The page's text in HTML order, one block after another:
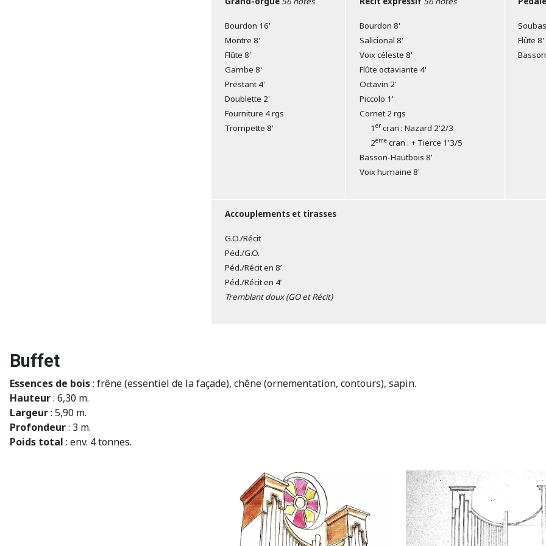
Bourdon 16'
Montre 8'
Flûte 8'
Gambe 8'
Prestant 4'
Doublette 2'
Fourniture 4 rgs
Trompette 8'
Bourdon 8'
Salicional 8'
Voix céleste 8'
Flûte octaviante 4'
Octavin 2'
Piccolo 1'
Cornet 2 rgs
1 ercran : Nazard 2'2/3
2ème cran : + Tierce 1'3/5
Basson-Hautbois 8'
Voix humaine 8'
Flûte 8'
Accouplements et tirasses
G.O./Récit
Péd./G.O.
Péd./Récit en 8’
Péd./Récit en 4’
Tremblant doux (GO et Récit)
Buffet
Essences de bois: frêne (essentiel de la façade), chêne (ornementation, contours), sapin.
Hauteur: 6,30 m.
Largeur: 5,90 m.
Profondeur: 3 m.
Poids total : env. 4 tonnes.